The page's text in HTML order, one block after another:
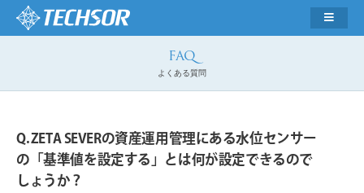
よくある質問
ZETA SEVERの資産運用管理にある水位センサー
の「基準値を設定する」とは何が設定できるので
しょうか？